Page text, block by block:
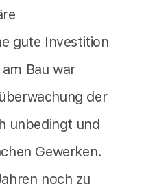
gute Investition
Bau war
der
unbedingt und
Gewerken.
noch zu